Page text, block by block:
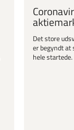
Det store
er begyndt at
hele startede.